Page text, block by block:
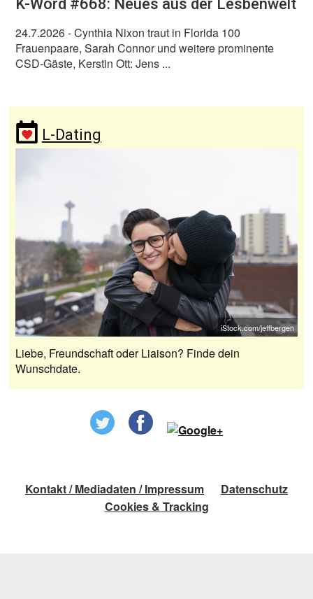
K-Word #668: Neues aus der Lesbenwelt
24.7.2026- Cynthia Nixon traut in Florida 100
Frauenpaare, Sarah Connor und weitere prominente
CSD-Gäste, Kerstin Ott: Jens ...
L-Dating
iStock.com/jeffbergen
Liebe, Freundschaft oder Liaison? Finde dein
Wunschdate.
Kontakt / Mediadaten / Impressum
Datenschutz
Cookies & Tracking